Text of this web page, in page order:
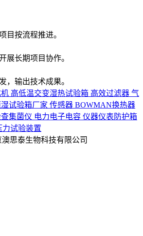
目按流程推进。
展长期项目协作。
，输出技术成果。
高低温交变湿热试验箱 高效过滤器 气
试验箱厂家 传感器 BOWMAN换热器
集菌仪 电力电子电容 仪器仪表防护箱
力试验装置
澳思泰生物科技有限公司